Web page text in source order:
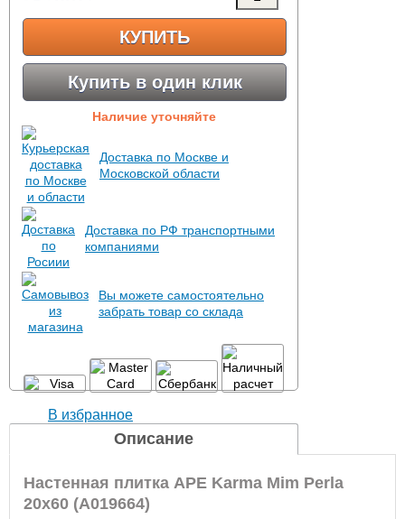
КУПИТЬ
Купить в один клик
Наличие уточняйте
Доставка по Москве и
Московской области
Доставка по РФ транспортными
компаниями
Вы можете самостоятельно
забрать товар со склада
В избранное
Описание
Настенная плитка APE Karma Mim Perla
20x60 (A019664)